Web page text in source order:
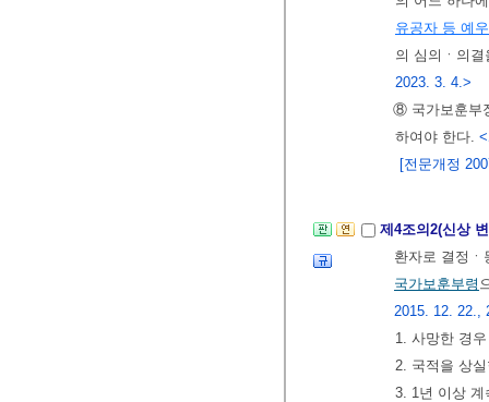
유공자 등 예
의 심의ㆍ의
2023. 3. 4.>
⑧ 국가보훈부
하여야 한다.
[전문개정
제4조의2(신상
환자로 결정
국가보훈부령
2015. 12. 22.,
1. 사망한 경우
2. 국적을 상
3. 1년 이상 계